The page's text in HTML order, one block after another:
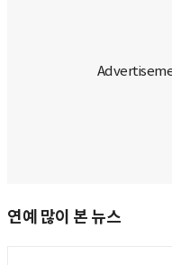
연예 많이 본 뉴스